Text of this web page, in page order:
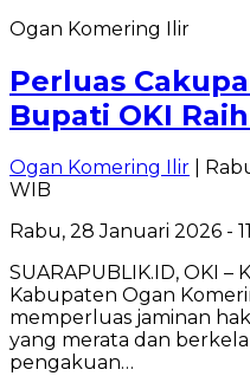
Ogan Komering Ilir
Perluas
Bupati OKI
Ogan Komering Ilir |
WIB
Rabu, 28 Januari 2026 -
SUARAPUBLIK.ID, OKI
Kabupaten Ogan
memperluas jaminan
yang merata dan
pengakuan…